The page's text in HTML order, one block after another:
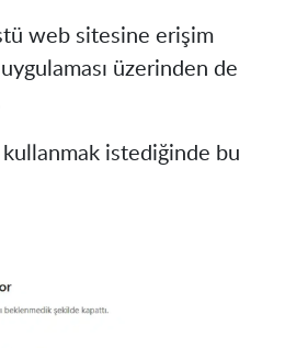
web sitesine erişim
üzerinden de
kullanmak istediğinde bu